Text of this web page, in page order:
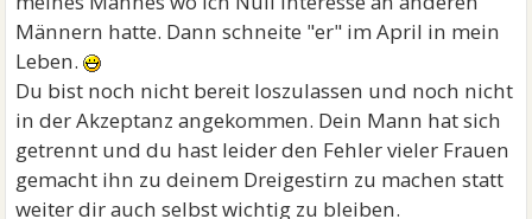
Männern hatte. Dann schneite "er" im April in mein
Leben.
Du bist noch nicht bereit loszulassen und noch nicht
in der Akzeptanz angekommen. Dein Mann hat sich
getrennt und du hast leider den Fehler vieler Frauen
gemacht ihn zu deinem Dreigestirn zu machen statt
weiter dir auch selbst wichtig zu bleiben.